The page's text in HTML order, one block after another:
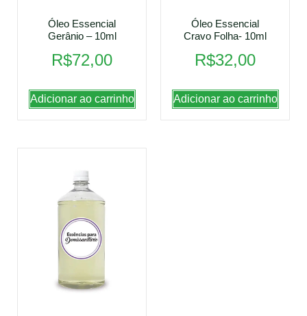
Óleo Essencial
Gerânio – 10ml
R$72,00
Adicionar ao carrinho
Óleo Essencial
Cravo Folha- 10ml
R$32,00
Adicionar ao carrinho